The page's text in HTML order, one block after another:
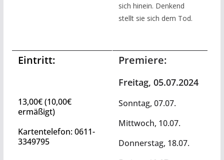
sich hinein. Denkend
stellt sie sich dem Tod.
Eintritt:
13,00€ (10,00€
ermäßigt)
Kartentelefon: 0611-
3349795
Premiere:
Freitag, 05.07.2024
Sonntag, 07.07.
Mittwoch, 10.07.
Donnerstag, 18.07.